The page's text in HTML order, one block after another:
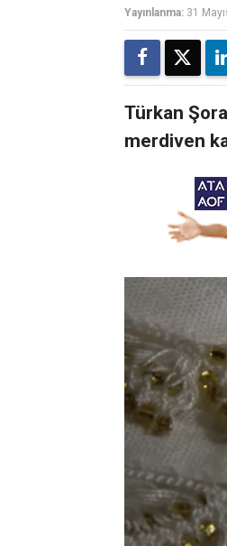
Yayınlanma: 31
Türkan
merdiven